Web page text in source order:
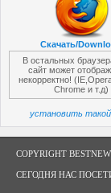
Скачать/
В остальных
сайт может
некорректно!
Chrome и т.д)
установить
COPYRIGHT
СЕГОДНЯ НАС